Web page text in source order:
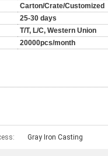
Carton/Crate/Customized
25-30 days
T/T, L/C, Western Union
20000pcs/month
Gray Iron Casting